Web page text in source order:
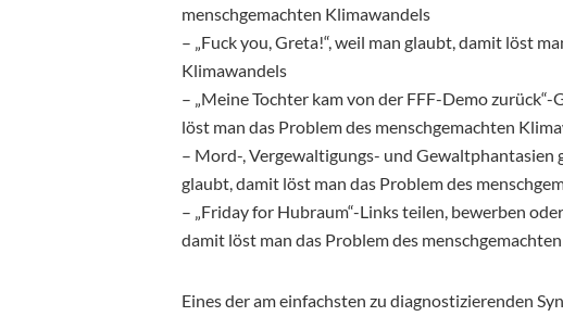
menschgemachten Klimawandels
– „Fuck you, Greta!“, weil man glaubt, damit löst
Klimawandels
– „Meine Tochter kam von der FFF-Demo
löst man das Problem des menschgemachten
– Mord-, Vergewaltigungs- und Gewaltphantasien
glaubt, damit löst man das Problem des
– „Friday for Hubraum“-Links teilen, bewerben
damit löst man das Problem des
Eines der am einfachsten zu diagnostizierenden